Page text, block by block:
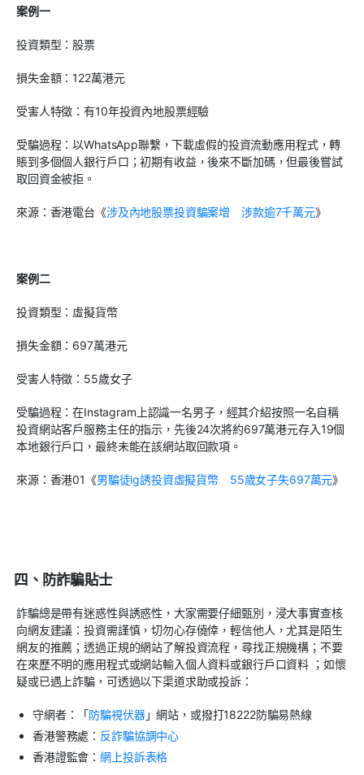
案例一
投資類型：股票
損失金額：122萬港元
受害人特徵：有10年投資內地股票經驗
受騙過程：以WhatsApp聯繫，下載虛假的投資流動應用程式，轉
賬到多個個人銀行戶口；初期有收益，後來不斷加碼，但最後嘗試
取回資金被拒。
來源：香港電台《涉及內地股票投資騙案增 涉款逾7千萬元》
案例二
投資類型：虛擬貨幣
損失金額：697萬港元
受害人特徵：55歲女子
受騙過程：在Instagram上認識一名男子，經其介紹按照一名自稱
投資網站客戶服務主任的指示，先後24次將約697萬港元存入19個
本地銀行戶口，最終未能在該網站取回款項。
來源：香港01《男騙徒ig誘投資虛擬貨幣 55歲女子失697萬元》
四、防詐騙貼士
詐騙總是帶有迷惑性與誘惑性，大家需要仔細甄別，浸大事實查核
向網友建議：投資需謹慎，切勿心存僥倖，輕信他人，尤其是陌生
網友的推薦；透過正規的網站了解投資流程，尋找正規機構；不要
在來歷不明的應用程式或網站輸入個人資料或銀行戶口資料 ；如懷
疑或已遇上詐騙，可透過以下渠道求助或投訴：
守網者：「防騙視伏器」網站，或撥打18222防騙易熱線
香港警務處： 反詐騙協調中心
香港證監會：網上投訴表格